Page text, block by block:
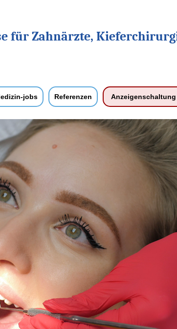
für Zahnärzte,
jobs Referenzen Anzeigenschaltung